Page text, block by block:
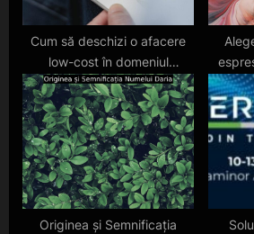
Cum să deschizi o afacere
low-cost în domeniul
alimentației
Originea și Semnificația